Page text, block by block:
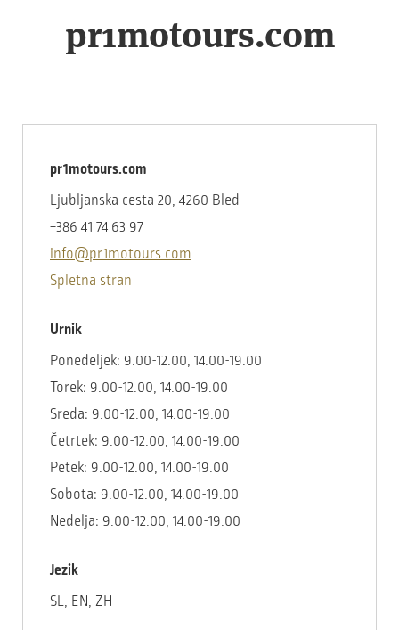
pr1motours.com
pr1motours.com
Ljubljanska cesta 20, 4260 Bled
+386 41 74 63 97
info@pr1motours.com
Spletna stran
Urnik
Ponedeljek: 9.00-12.00, 14.00-19.00
Torek: 9.00-12.00, 14.00-19.00
Sreda: 9.00-12.00, 14.00-19.00
Četrtek: 9.00-12.00, 14.00-19.00
Petek: 9.00-12.00, 14.00-19.00
Sobota: 9.00-12.00, 14.00-19.00
Nedelja: 9.00-12.00, 14.00-19.00
Jezik
SL, EN, ZH